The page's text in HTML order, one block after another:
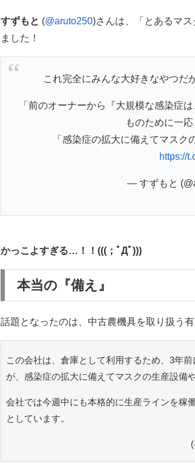
すずもと (@aruto250)さんは、「とあるマ
ました！
これ完全にみんな大好きなやつだ
「前のオーナーから『大規模な感染症
ものために一
「感染症の拡大に備えてマスク
https://
— すずもと
かっこよすぎる…！！(((；ﾟДﾟ)))
本当の『備え』
話題となったのは、中古農機具を取り扱う有
この会社は、倉庫として利用するため、3年
が、感染症の拡大に備えてマスクの生産設備
会社では今週中にも本格的に生産ラインを稼
としています。